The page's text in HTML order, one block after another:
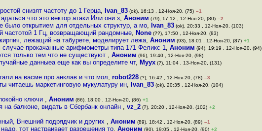
снизят частоту до 1 Герца, Ivan_83 (ok), 16:13 , 12-Ноя-20, (75) –1
что это вектор атаки Или они з, Аноним (79), 17:12 , 12-Ноя-20, (80) –2
было открытием для отдельных структур, а мо, Ivan_83 (ok), 20:33 , 12-Ноя-20, (103)
частотой 1 Гц, возвращающий рандомные, None (??), 17:50 , 12-Ноя-20, (83)
лежащий на табурете, моделирует лежа, Аноним (93), 18:01 , 12-Ноя-20, (87) +1
прокачанные арифмометры типа 171 Феликс 1, Аноним (94), 19:19 , 12-Ноя-20, (94)
только тем что не существуют , Аноним (96), 19:40 , 12-Ноя-20, (98)
данныеа еще как вы определите чт, Myyx (?), 11:04 , 13-Ноя-20, (131)
на васме про анклав и что мол, robot228 (?), 16:42 , 12-Ноя-20, (78) –3
читаешь маркетинговую мукулатуру ин, Ivan_83 (ok), 20:35 , 12-Ноя-20, (104)
ключи , Аноним (86), 18:00 , 12-Ноя-20, (86) +1
на балконе, видать в Сбербанк онлайн , vz_2 (?), 20:20 , 12-Ноя-20, (102) +2
Внешний подрядчик и других , Аноним (89), 18:42 , 12-Ноя-20, (89) –1
тот настраивает разрешения то, Аноним (90), 19:05 , 12-Ноя-20, (90) +2